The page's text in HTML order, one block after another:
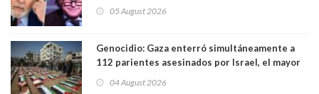
trasandino
05 August 2026
Genocidio: Gaza enterró simultáneamente a
112 parientes asesinados por Israel, el mayor
muertos figuran 44 niños y nueve ancianos
04 August 2026